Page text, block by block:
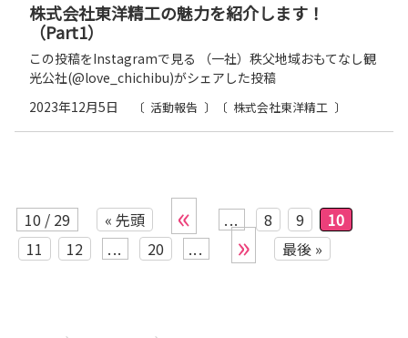
2023年12月5日 活動報告 株式会社東洋精工
株式会社東洋精工の魅力を紹介します！
（Part1）
この投稿をInstagramで見る （一社）秩父地域おもてなし観
光公社(@love_chichibu)がシェアした投稿
10 / 29 « 先頭 « ... 8 9
10
11
12 ... 20 ... »
最後 »